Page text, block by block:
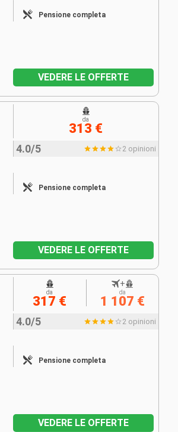
Pensione completa
VEDERE LE OFFERTE
4.0/5 2 opinioni
Pensione completa
da
313 €
VEDERE LE OFFERTE
4.0/5 2 opinioni
Pensione completa
da
317 €
+
da
1 107 €
VEDERE LE OFFERTE